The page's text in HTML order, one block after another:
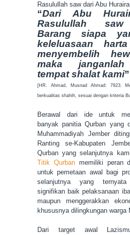
Rasulullah saw dari Abu
“Dari Abu
Rasulullah saw
Barang siapa
keleluasaan
menyembelih
maka janganlah
tempat shalat kami”
[HR. Ahmad, Musnad Ahmad: 7923.
berkualitas shahih, sesuai dengan kriteria
Berawal dari ide untuk
banyak panitia Qurban yang
Muhammadiyah Jember
Ranting se-Kabupaten
Qurban yang selanjutnya
Titik Qurbanmemiliki peran
untuk pemetaan awal bagi
selanjutnya yang
signifikan baik pelaksanaan
maupun menggerakkan
khususnya dilingkungan warga
Dari target awal